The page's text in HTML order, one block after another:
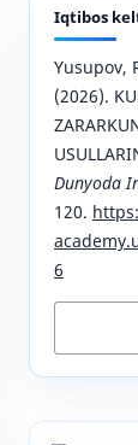
Iqtibos
Yusupov,
(2026).
Dunyoda
120.
6